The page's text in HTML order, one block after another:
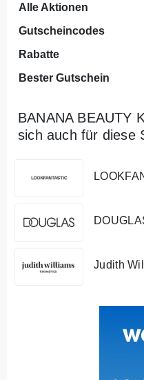
Alle Aktionen
Gutscheincodes
Rabatte
Bester Gutschein
BANANA BEAUTY
sich auch für diese
Judith